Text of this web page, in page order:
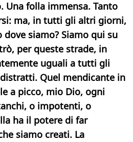
Una folla immensa. Tanto
ma, in tutti gli altri giorni,
siamo? Siamo qui su
per queste strade, in
uguali a tutti gli
Quel mendicante in
a picco, mio Dio, ogni
o impotenti, o
ha il potere di far
siamo creati. La